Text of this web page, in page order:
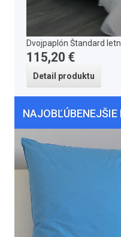
Dvojpaplón Štandard
115,20 €
Detail produktu